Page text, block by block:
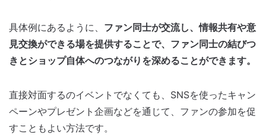
具体例にあるように、 ファン同士が交流し、情報共有や意
見交換ができる場を提供することで、ファン同士の結びつ
きとショップ自体へのつながりを深めることができます。
直接対面するのイベントでなくても、SNSを使ったキャン
ペーンやプレゼント企画などを通じて、ファンの参加を促
すこともよい方法です。